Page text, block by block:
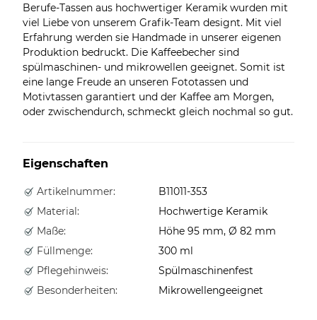
Berufe-Tassen aus hochwertiger Keramik wurden mit
viel Liebe von unserem Grafik-Team designt. Mit viel
Erfahrung werden sie Handmade in unserer eigenen
Produktion bedruckt. Die Kaffeebecher sind
spülmaschinen- und mikrowellen geeignet. Somit ist
eine lange Freude an unseren Fototassen und
Motivtassen garantiert und der Kaffee am Morgen,
oder zwischendurch, schmeckt gleich nochmal so gut.
Eigenschaften
Artikelnummer:
B11011-353
Material:
Hochwertige Keramik
Maße:
Höhe 95 mm, Ø 82 mm
Füllmenge:
300 ml
Pflegehinweis:
Spülmaschinenfest
Besonderheiten:
Mikrowellengeeignet